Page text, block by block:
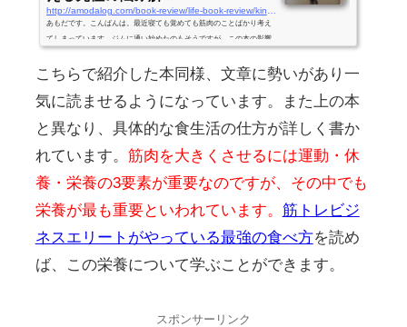
あもだです。こんばんは。最近寝ても覚めても筋肉のことばかり考え
てしまっています。ジムに通い始めたのもそうですが、この本の影響
です…...
こちらで紹介した本同様、文章に勢いがあり一
気に読ませるようになっています。また上の本
と異なり、具体的な食生活の仕方が詳しく書か
れています。 筋肉を大きくさせるには運動・休
養・栄養の3要素が重要なのですが、その中でも
栄養が最も重要といわれています。 筋トレビジ
ネスエリートがやっている最強の食べ方を読め
ば、この栄養について学ぶことができます。
スポンサーリンク